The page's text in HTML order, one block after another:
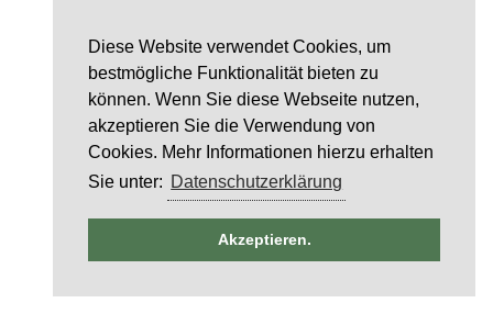
Diese Website verwendet Cookies, um
bestmögliche Funktionalität bieten zu
können. Wenn Sie diese Webseite nutzen,
akzeptieren Sie die Verwendung von
Cookies. Mehr Informationen hierzu erhalten
Sie unter: Datenschutzerklärung
Akzeptieren.